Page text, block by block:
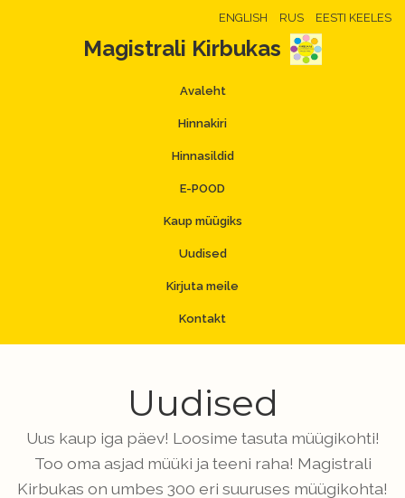
ENGLISH RUS EESTI KEELES
Magistrali Kirbukas
Avaleht
Hinnakiri
Hinnasildid
E-POOD
Kaup müügiks
Uudised
Kirjuta meile
Kontakt
Uudised
Uus kaup iga päev! Loosime tasuta müügikohti!
Too oma asjad müüki ja teeni raha! Magistrali
Kirbukas on umbes 300 eri suuruses müügikohta!